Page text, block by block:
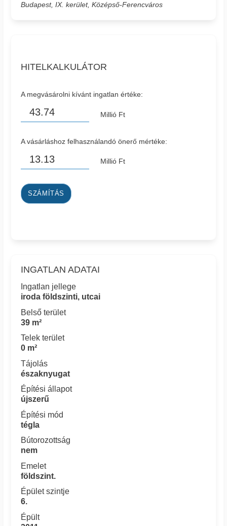
Budapest, IX. kerület, Középső-Ferencváros
HITELKALKULÁTOR
A megvásárolni kívánt ingatlan értéke:
Millió Ft
A vásárláshoz felhasználandó önerő mértéke:
Millió Ft
SZÁMÍTÁS
INGATLAN ADATAI
Ingatlan jellege
iroda földszinti, utcai
Belső terület
39 m²
Telek terület
0 m²
Tájolás
északnyugat
Építési állapot
újszerű
Építési mód
tégla
Bútorozottság
nem
Emelet
földszint.
Épület szintje
6.
Épült